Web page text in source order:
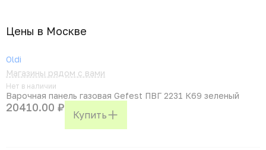
Цены в Москвe
Oldi
Магазины рядом с вами
Нет в наличии
Варочная панель газовая Gefest ПВГ 2231 К69 зеленый
20410.00 ₽
Купить